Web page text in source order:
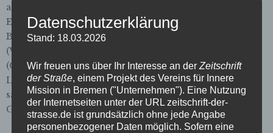
auch viele VertreterInnen der Zivilgesellschaft.
Entsprechend vielfältig war das Publikum. Unsere
Bremer Delegation bestand aus Petra Kettler
(Vertriebskoordinatorin), Philipp Jarke
(Chefredakteur) und Michael Vogel (Initiator und
Leiter). Zusammen mit den anderen Nominierten
saßen wir direkt vor der Bühne und konnten das
Geschehen aus nächster Nähe beobachten. Für jede …
Datenschutzerklärung
Stand: 18.03.2026
Wir freuen uns über Ihr Interesse an der Zeitschrift
der Straße, einem Projekt des Vereins für Innere
Mission in Bremen ("Unternehmen"). Eine Nutzung
der Internetseiten unter der URL zeitschrift-der-
strasse.de ist grundsätzlich ohne jede Angabe
personenbezogener Daten möglich. Sofern eine